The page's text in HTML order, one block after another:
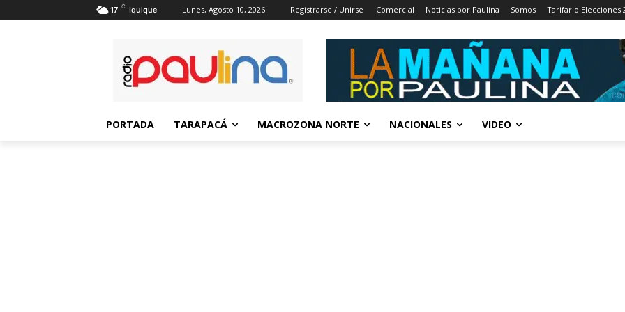
17 C Iquique Lunes, Agosto 10, 2026 Registrarse / Unirse Comercial Noticias por Paulina Somos Tarifario Elecciones
PORTADA TARAPACÁ MACROZONA NORTE NACIONALES VIDEO